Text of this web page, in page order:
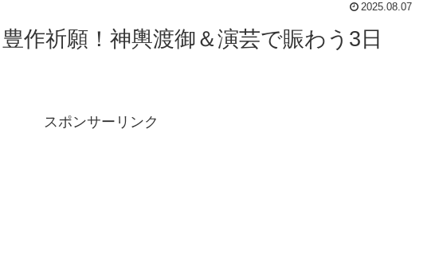
2025.08.07
作祈願！神輿渡御＆演芸で賑わう3日
スポンサーリンク